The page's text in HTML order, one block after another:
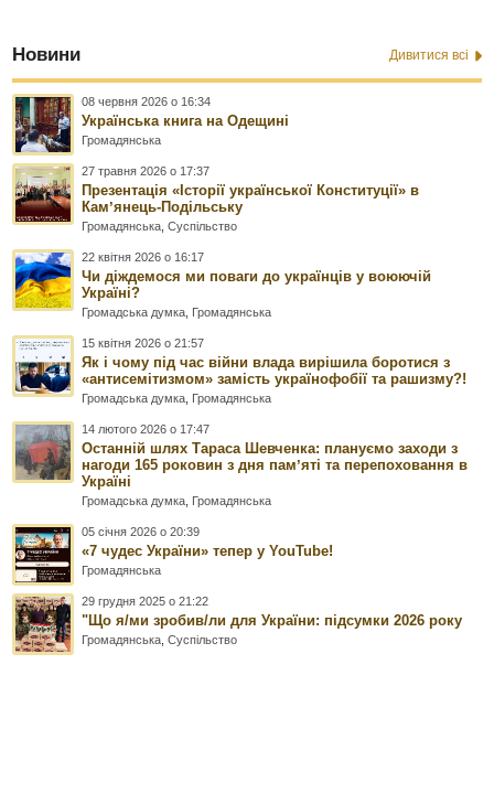
Новини Дивитися всі
08 червня 2026 о 16:34
Українська книга на Одещині
Громадянська
27 травня 2026 о 17:37
Презентація «Історії української Конституції» в
Камʼянець-Подільську
Громадянська ,Суспільство
22 квітня 2026 о 16:17
Чи діждемося ми поваги до українців у воюючій
Україні?
Громадська думка Громадянська
15 квітня 2026 о 21:57
Як і чому під час війни влада вирішила боротися з
«антисемітизмом» замість українофобії та рашизму?!
Громадська думка Громадянська
14 лютого 2026 о 17:47
Останній шлях Тараса Шевченка: плануємо заходи з
нагоди 165 роковин з дня памʼяті та перепоховання в
Україні
Громадська думка Громадянська
05 січня 2026 о 20:39
«7 чудес України» тепер у YouTube!
Громадянська
29 грудня 2025 о 21:22
"Що я/ми зробив/ли для України: підсумки 2026 року
Громадянська ,Суспільство